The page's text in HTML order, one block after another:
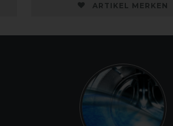
ARTIKEL MERKEN